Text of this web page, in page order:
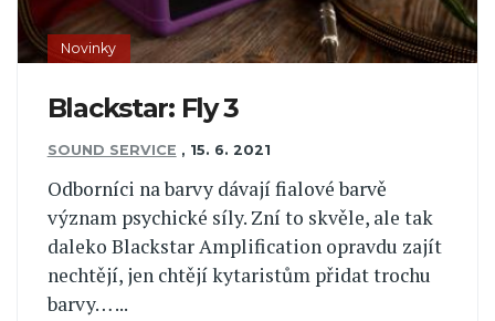
Novinky
Blackstar: Fly 3
SOUND SERVICE , 15. 6. 2021
Odborníci na barvy dávají fialové barvě
význam psychické síly. Zní to skvěle, ale tak
daleko Blackstar Amplification opravdu zajít
nechtějí, jen chtějí kytaristům přidat trochu
barvy… ...